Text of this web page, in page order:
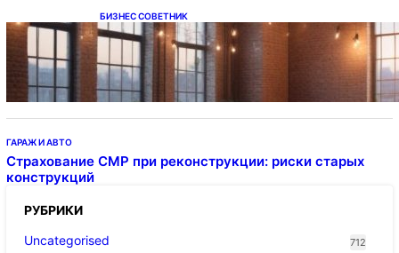
БИЗНЕС СОВЕТНИК
Подвесные светодиодные светильники на
ГАРАЖ И АВТО
Страхование СМР при реконструкции: риски старых
конструкций
РУБРИКИ
Uncategorised
712